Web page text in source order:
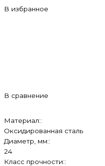
В избранное
В сравнение
Материал::
Оксидированная сталь
Диаметр, мм::
24
Класс прочности::